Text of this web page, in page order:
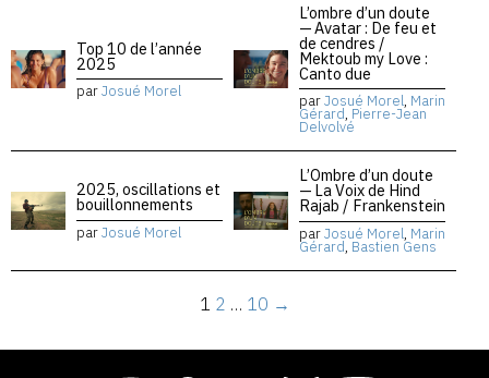
Top 10 de l’année
2025
parJosué Morel
L’ombre d’un doute
— Avatar : De feu et
de cendres /
Mektoub my Love :
Canto due
parJosué Morel, Marin
Gérard, Pierre-Jean
Delvolvé
2025, oscillations et
bouillonnements
parJosué Morel
L’Ombre d’un doute
— La Voix de Hind
Rajab / Frankenstein
parJosué Morel, Marin
Gérard, Bastien Gens
1 2 … 10 →